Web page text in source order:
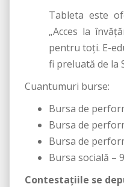
Tableta este
„Acces la
pentru toți. E-
fi preluată de la
Cuantumuri burse:
Bursa de
Bursa de
Bursa de
Bursa socială –
Contestaţiile se